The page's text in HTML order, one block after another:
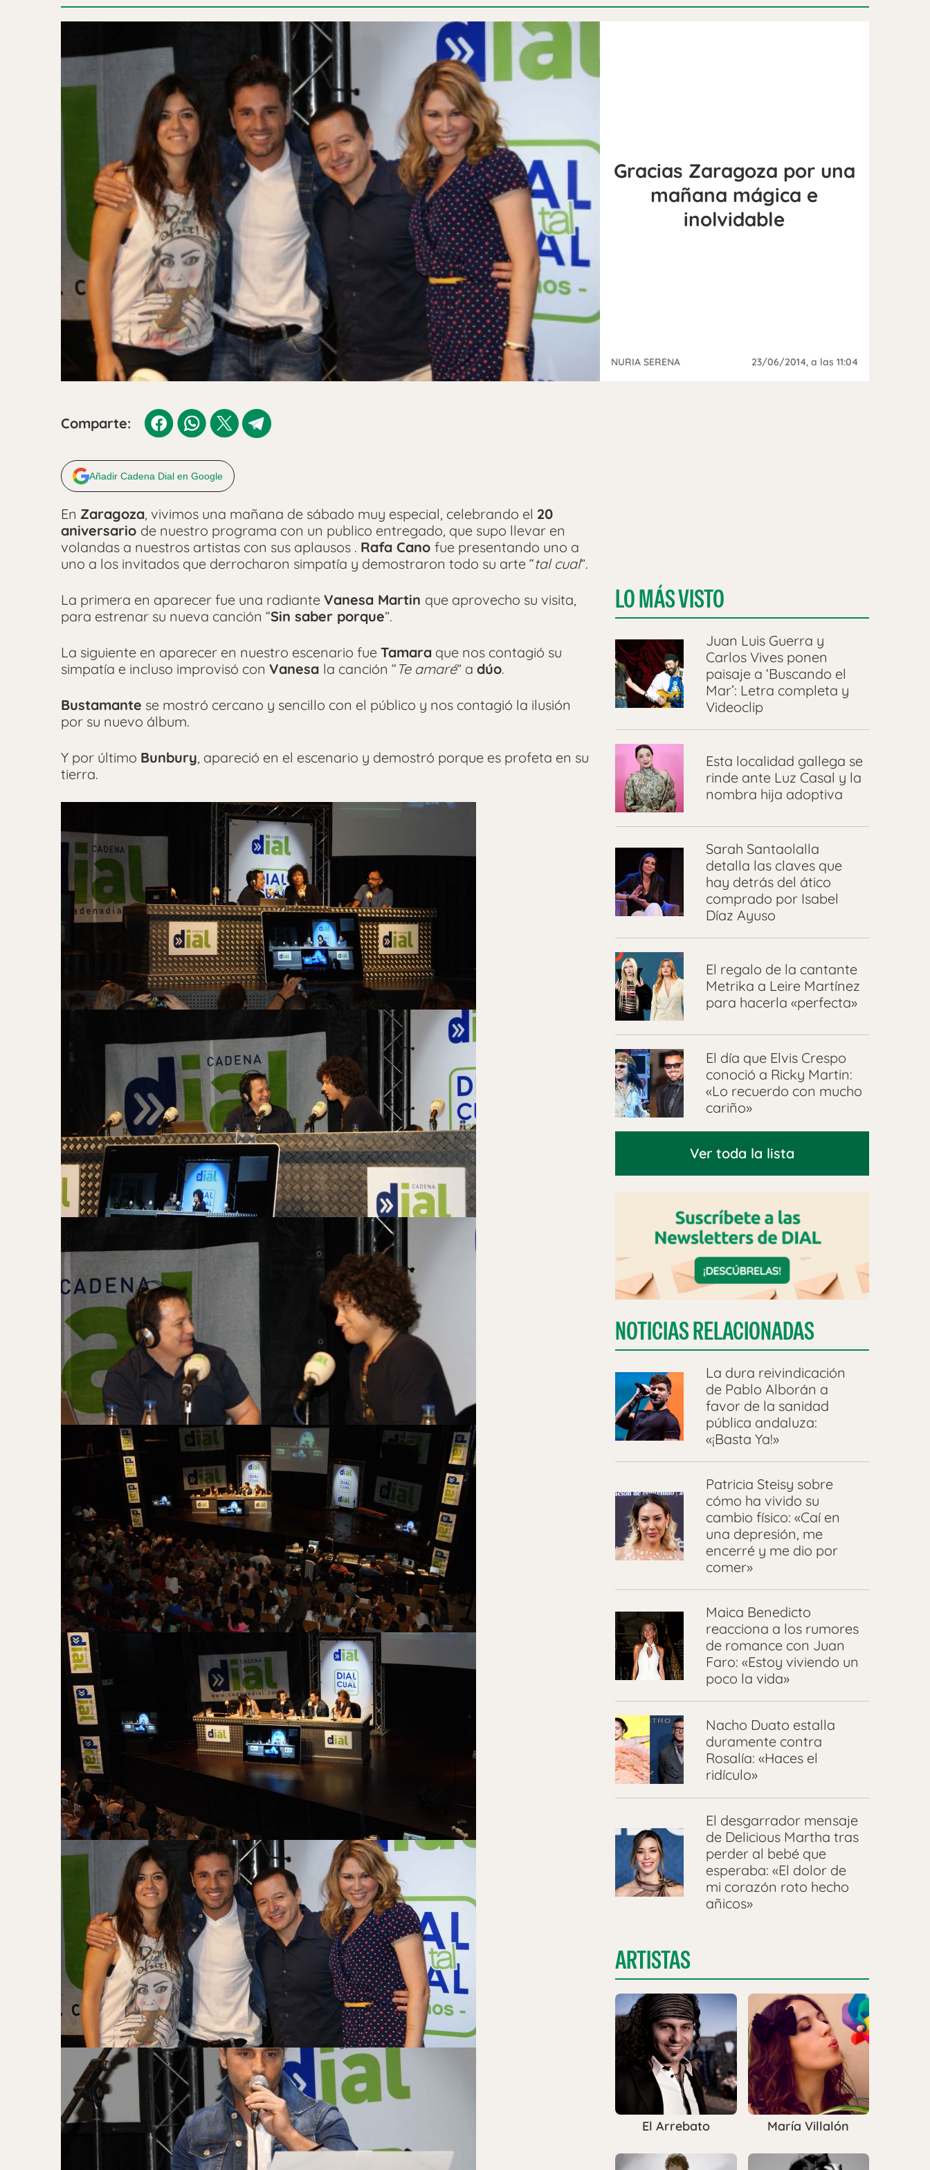
Gracias Zaragoza por una
mañana mágica e
inolvidable
NURIA SERENA 23/06/2014, a las 11:04
Comparte:
Añadir Cadena Dial en Google
En Zaragoza, vivimos una mañana de sábado muy especial, celebrando el 20
aniversario de nuestro programa con un publico entregado, que supo llevar en
volandas a nuestros artistas con sus aplausos . Rafa Cano fue presentando uno a
uno a los invitados que derrocharon simpatía y demostraron todo su arte “tal cual”.
La primera en aparecer fue una radiante Vanesa Martin que aprovecho su visita,
para estrenar su nueva canción “Sin saber porque”.
La siguiente en aparecer en nuestro escenario fue Tamara que nos contagió su
simpatía e incluso improvisó con Vanesa la canción “ Te amaré” a dúo.
Bustamante se mostró cercano y sencillo con el público y nos contagió la ilusión
por su nuevo álbum.
Y por último Bunbury, apareció en el escenario y demostró porque es profeta en su
tierra.
LO MÁS VISTO
Juan Luis Guerra y
Carlos Vives ponen
paisaje a ‘Buscando el
Mar’: Letra completa y
Videoclip
Esta localidad gallega se
rinde ante Luz Casal y la
nombra hija adoptiva
Sarah Santaolalla
detalla las claves que
hay detrás del ático
comprado por Isabel
Díaz Ayuso
El regalo de la cantante
Metrika a Leire Martínez
para hacerla «perfecta»
El día que Elvis Crespo
conoció a Ricky Martin:
«Lo recuerdo con mucho
cariño»
Ver toda la lista
NOTICIAS RELACIONADAS
La dura reivindicación
de Pablo Alborán a
favor de la sanidad
pública andaluza:
«¡Basta Ya!»
Patricia Steisy sobre
cómo ha vivido su
cambio físico: «Caí en
una depresión, me
encerré y me dio por
comer»
Maica Benedicto
reacciona a los rumores
de romance con Juan
Faro: «Estoy viviendo un
poco la vida»
Nacho Duato estalla
duramente contra
Rosalía: «Haces el
ridículo»
El desgarrador mensaje
de Delicious Martha tras
perder al bebé que
esperaba: «El dolor de
mi corazón roto hecho
añicos»
ARTISTAS
El Arrebato María Villalón